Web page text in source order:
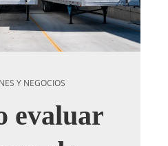
Y NEGOCIOS
evaluar